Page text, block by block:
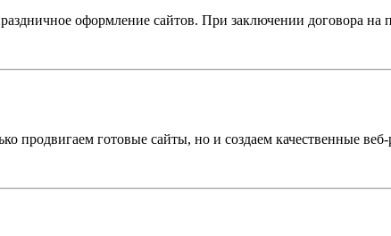
оформление сайтов. При заключении договора на
продвигаем готовые сайты, но и создаем качественные веб-